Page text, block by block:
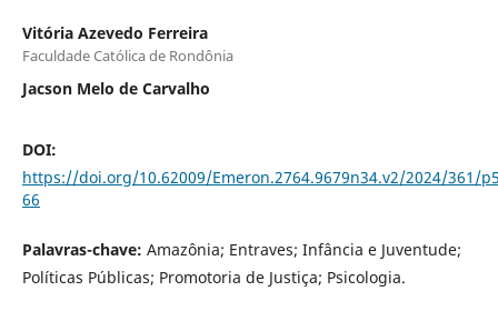
Vitória Azevedo Ferreira
Faculdade Católica de Rondônia
Jacson Melo de Carvalho
DOI:
https://doi.org/10.62009/Emeron.2764.9679n34.v2/2024/361/
66
Palavras-chave: Amazônia; Entraves; Infância e Juventude;
Políticas Públicas; Promotoria de Justiça; Psicologia.